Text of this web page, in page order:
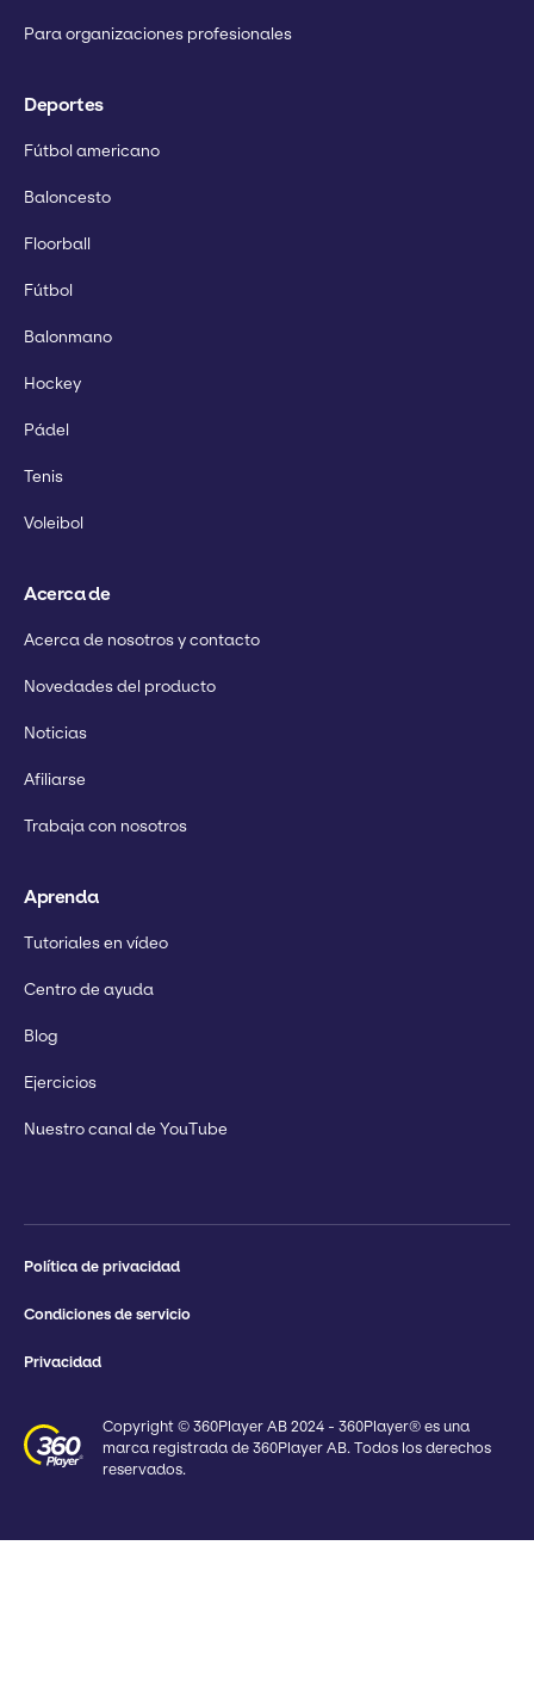
Para organizaciones profesionales
Deportes
Fútbol americano
Baloncesto
Floorball
Fútbol
Balonmano
Hockey
Pádel
Tenis
Voleibol
Acerca de
Acerca de nosotros y contacto
Novedades del producto
Noticias
Afiliarse
Trabaja con nosotros
Aprenda
Tutoriales en vídeo
Centro de ayuda
Blog
Ejercicios
Nuestro canal de YouTube
Política de privacidad
Condiciones de servicio
Privacidad
Copyright © 360Player AB 2024 - 360Player® es una
marca registrada de 360Player AB. Todos los derechos
reservados.